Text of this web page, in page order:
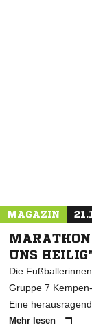
MAGAZIN
UNS
Die
Gruppe 7
Eine
Mehr lesen